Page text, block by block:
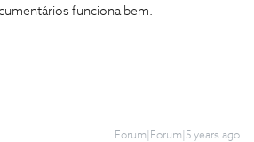
funciona bem.
Forum|Forum|5 years ago